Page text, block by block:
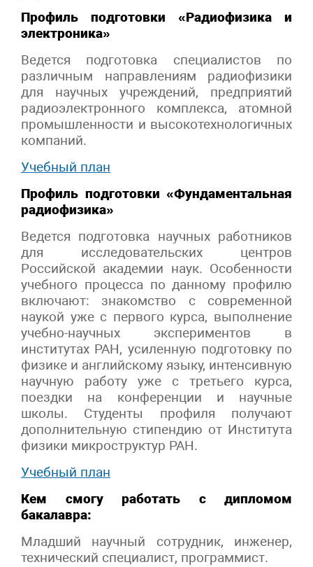
Профиль подготовки «Радиофизика и
электроника»
Ведется подготовка специалистов по
различным направлениям радиофизики
для научных учреждений, предприятий
радиоэлектронного комплекса, атомной
промышленности и высокотехнологичных
компаний.
Учебный план
Профиль подготовки «Фундаментальная
радиофизика»
Ведется подготовка научных работников
для исследовательских центров
Российской академии наук. Особенности
учебного процесса по данному профилю
включают: знакомство с современной
наукой уже с первого курса, выполнение
учебно-научных экспериментов в
институтах РАН, усиленную подготовку по
физике и английскому языку, интенсивную
научную работу уже с третьего курса,
поездки на конференции и научные
школы. Студенты профиля получают
дополнительную стипендию от Института
физики микроструктур РАН.
Учебный план
Кем смогу работать с дипломом
бакалавра:
Младший научный сотрудник, инженер,
технический специалист, программист.